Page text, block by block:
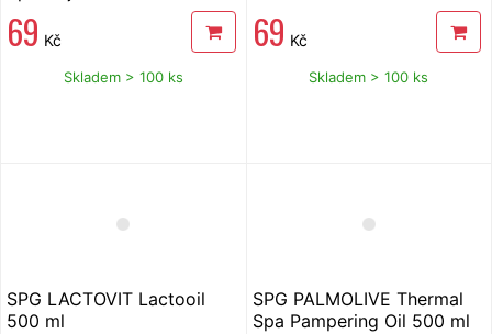
69 Kč
Skladem > 100 ks
69 Kč
Skladem > 100 ks
SPG LACTOVIT Lactooil
500 ml
SPG PALMOLIVE Thermal
Spa Pampering Oil 500 ml